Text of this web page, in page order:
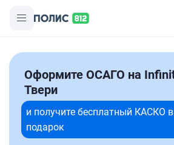
Оформите ОСАГО на
Твери
и получите бесплатный КАСКО в
подарок